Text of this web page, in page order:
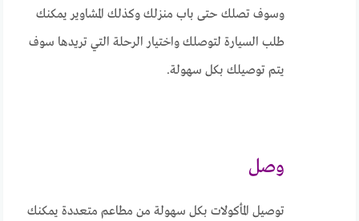
وسوف تصلك حتى باب منزلك وكذلك المشاوير يمكنك
طلب السيارة لتوصلك واختيار الرحلة التي تريدها سوف
يتم توصيلك بكل سهولة.
وصل
توصيل المأكولات بكل سهولة من مطاعم متعددة يمكنك